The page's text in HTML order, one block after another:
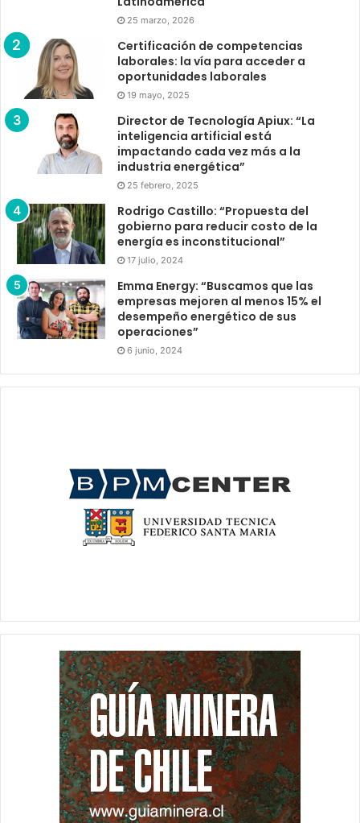
25 marzo, 2026
Certificación de competencias
laborales: la vía para acceder a
oportunidades laborales
19 mayo, 2025
Director de Tecnología Apiux: “La
inteligencia artificial está
impactando cada vez más a la
industria energética”
25 febrero, 2025
Rodrigo Castillo: “Propuesta del
gobierno para reducir costo de la
energía es inconstitucional”
17 julio, 2024
Emma Energy: “Buscamos que las
empresas mejoren al menos 15% el
desempeño energético de sus
operaciones”
6 junio, 2024